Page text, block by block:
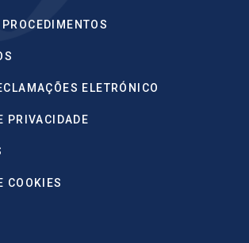
ELETRÓNICO
PRIVACIDADE
COOKIES